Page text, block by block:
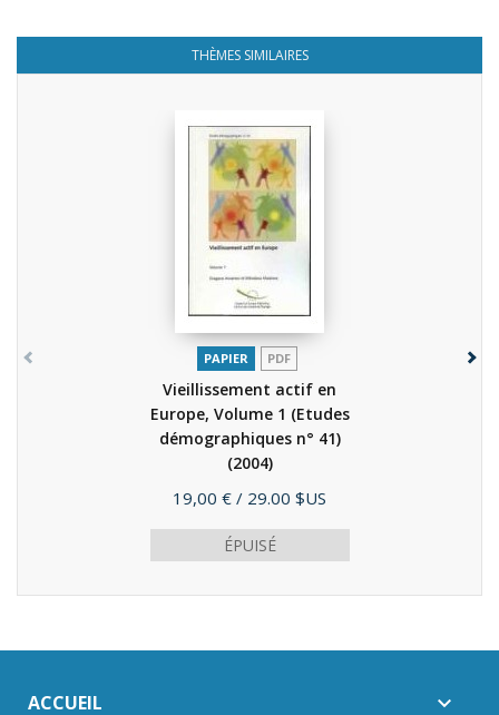
THÈMES SIMILAIRES
PAPIER PDF
Vieillissement actif en
Europe, Volume 1 (Etudes
démographiques n° 41)
(2004)
Prix
19,00 € / 29.00 $US
ÉPUISÉ
ACCUEIL 